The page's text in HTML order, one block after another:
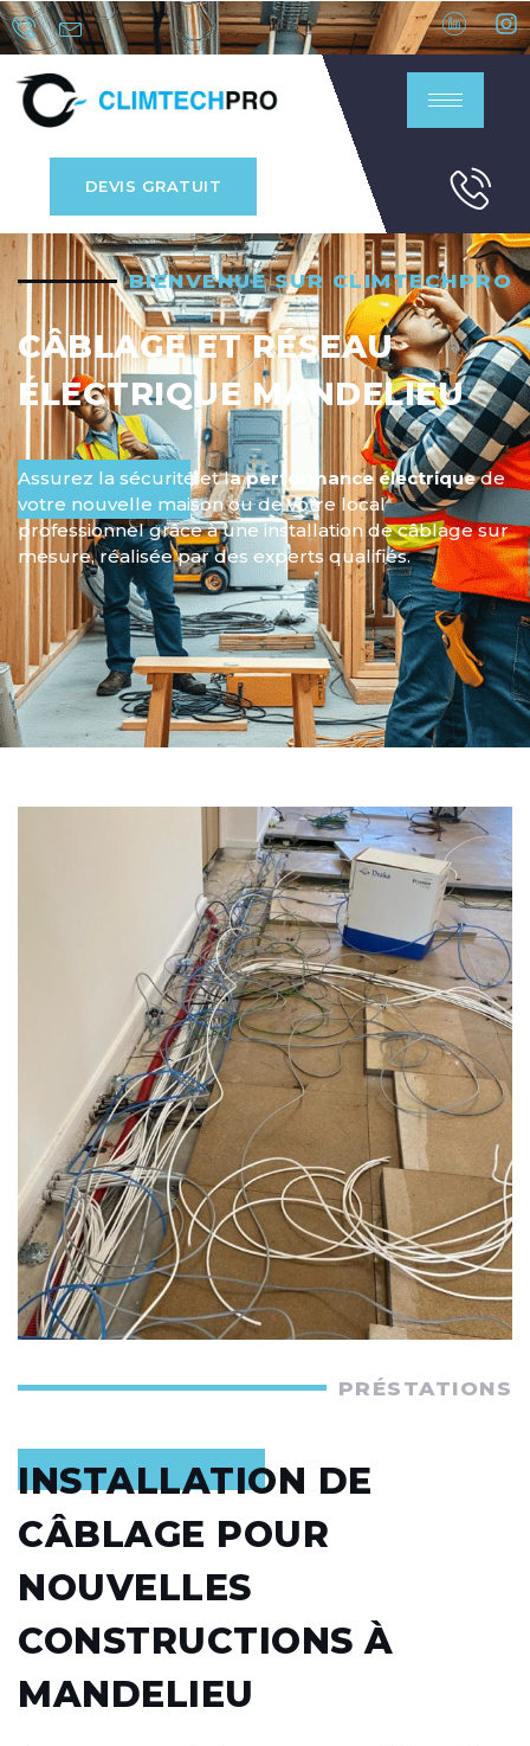
DEVIS GRATUIT
BIENVENUE SUR CLIMTECHPRO
CÂBLAGE ET RÉSEAU
ÉLECTRIQUE MANDELIEU
Assurez la sécurité et la performance électriquede
votre nouvelle maison ou de votre local
professionnel grâce à une installation de câblage sur
mesure, réalisée par des experts qualifiés.
PRÉSTATIONS
INSTALLATION DE
CÂBLAGE POUR
NOUVELLES
CONSTRUCTIONS À
MANDELIEU